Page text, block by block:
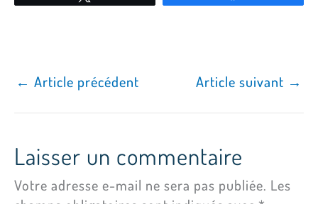
← Article précédent Article suivant →
Laisser un commentaire
Votre adresse e-mail ne sera pas publiée. Les